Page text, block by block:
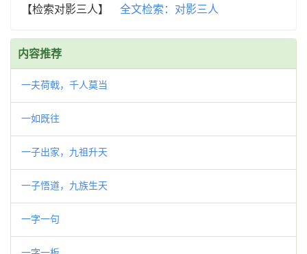
【检索对影三人】 全文检索：对影三人
内容推荐
一夫荷戟，千人莫当
一如既往
一子出家，九祖升天
一子悟道，九族生天
一字一句